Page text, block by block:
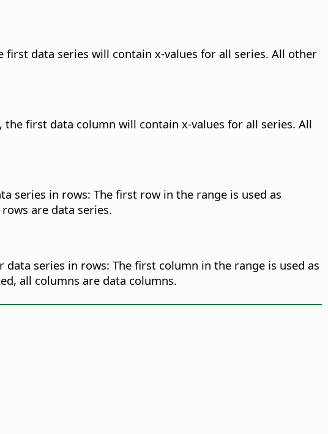
data series will contain x-values for all series. All other
first data column will contain x-values for all series. All
series in rows: The first row in the range is used as
are data series.
series in rows: The first column in the range is used as
all columns are data columns.